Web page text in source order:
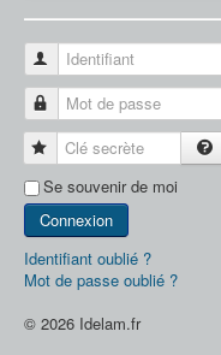
Identifiant
Mot de passe
Clé secrète
Se souvenir de moi
Connexion
Identifiant oublié ?
Mot de passe oublié ?
© 2026 Idelam.fr